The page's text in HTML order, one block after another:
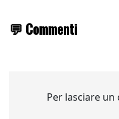
💬 Commenti